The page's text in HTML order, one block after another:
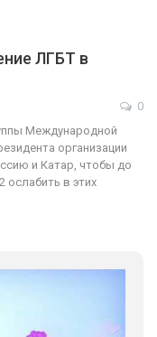
ЛГБТ в
0
Международной
организации
и Катар, чтобы до
ослабить в этих